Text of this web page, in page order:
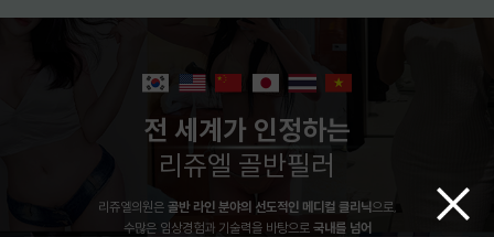
전 세계가 인정하는
리쥬엘 골반필러
리쥬엘의원은 골반 라인 분야의 선도적인 메디컬 클리닉으로,
수많은 임상경험과 기술력을 바탕으로 국내를 넘어